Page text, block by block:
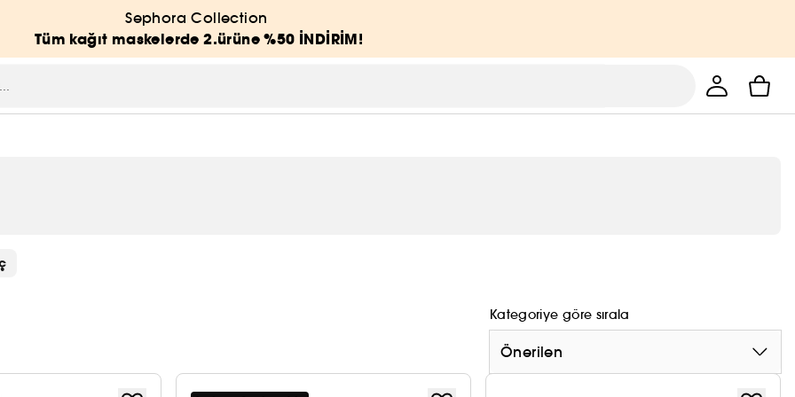
Sephora Collection
Tüm kağıt maskelerde 2.ürüne %50 İNDİRİM!
Kategoriye göre sırala
Önerilen